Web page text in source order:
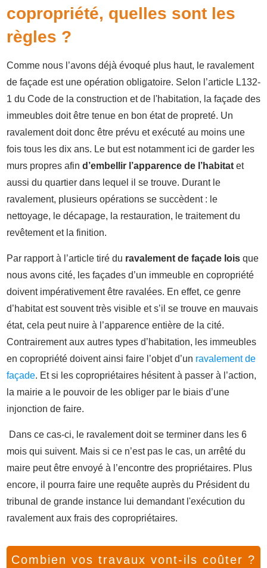
copropriété, quelles sont les
règles ?
Comme nous l’avons déjà évoqué plus haut, le ravalement
de façade est une opération obligatoire. Selon l’article L132-
1 du Code de la construction et de l'habitation, la façade des
immeubles doit être tenue en bon état de propreté. Un
ravalement doit donc être prévu et exécuté au moins une
fois tous les dix ans. Le but est notamment ici de garder les
murs propres afin d’embellir l’apparence de l’habitat et
aussi du quartier dans lequel il se trouve. Durant le
ravalement, plusieurs opérations se succèdent : le
nettoyage, le décapage, la restauration, le traitement du
revêtement et la finition.
Par rapport à l’article tiré du ravalement de façade lois que
nous avons cité, les façades d’un immeuble en copropriété
doivent impérativement être ravalées. En effet, ce genre
d’habitat est souvent très visible et s’il se trouve en mauvais
état, cela peut nuire à l’apparence entière de la cité.
Contrairement aux autres types d’habitation, les immeubles
en copropriété doivent ainsi faire l’objet d’un ravalement de
façade. Et si les copropriétaires hésitent à passer à l’action,
la mairie a le pouvoir de les obliger par le biais d’une
injonction de faire.
Dans ce cas-ci, le ravalement doit se terminer dans les 6
mois qui suivent. Mais si ce n’est pas le cas, un arrêté du
maire peut être envoyé à l’encontre des propriétaires. Plus
encore, il pourra faire une requête auprès du Président du
tribunal de grande instance lui demandant l'exécution du
ravalement aux frais des copropriétaires.
Combien vos travaux vont-ils coûter ?